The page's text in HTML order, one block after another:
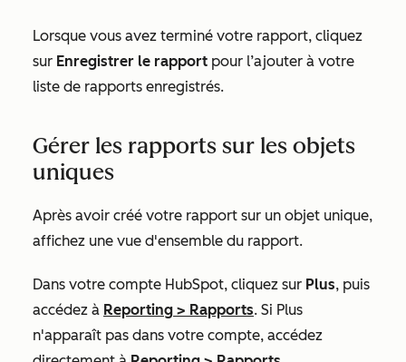
Lorsque vous avez terminé votre rapport, cliquez
sur Enregistrer le rapport pour l’ajouter à votre
liste de rapports enregistrés.
Gérer les rapports sur les objets
uniques
Après avoir créé votre rapport sur un objet unique,
affichez une vue d'ensemble du rapport.
Dans votre compte HubSpot, cliquez sur Plus, puis
accédez à Reporting > Rapports. Si Plus
n'apparaît pas dans votre compte, accédez